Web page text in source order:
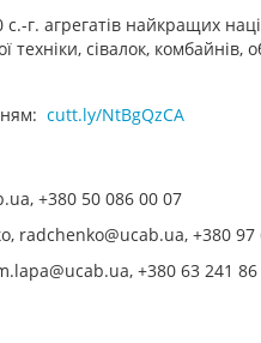
г. агрегатів найкращих
техніки, сівалок,
cutt.ly/NtBgQzCA
, +380 50 086 00 07
radchenko@ucab.ua, +380
, +380 63 241